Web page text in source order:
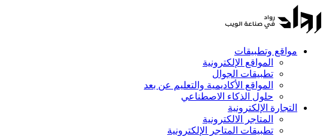
مواقع وتطبيقات
المواقع الإلكترونية
تطبيقات الجوال
المواقع الأكاديمية والتعليم عن بعد
حلول الذكاء الاصطناعي
التجارة الإلكترونية
المتاجر الالكترونية
تطبيقات المتاجر الإلكترونية